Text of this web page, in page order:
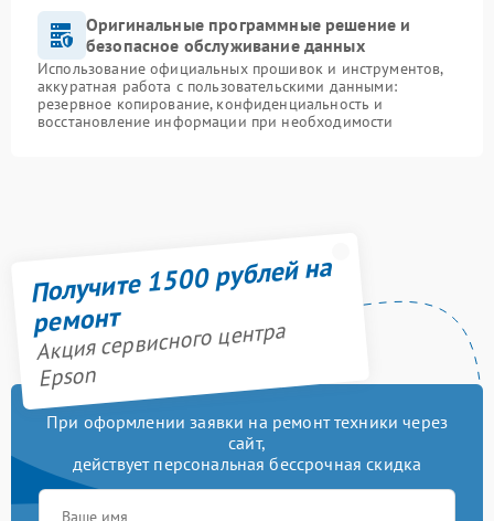
Оригинальные программные решение и
безопасное обслуживание данных
Использование официальных прошивок и инструментов,
аккуратная работа с пользовательскими данными:
резервное копирование, конфиденциальность и
восстановление информации при необходимости
Получите 1500 рублей на
ремонт
Акция сервисного центра
Epson
При оформлении заявки на ремонт техники через
сайт,
действует персональная бессрочная скидка